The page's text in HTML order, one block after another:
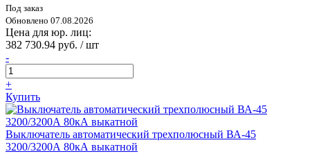
Под заказ
Обновлено 07.08.2026
Цена для юр. лиц:
382 730.94 руб. / шт
-
+
Купить
Выключатель автоматический трехполюсный ВА-45
3200/3200А 80кА выкатной